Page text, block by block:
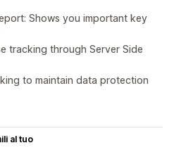
Shows you important key
tracking through Server Side
to maintain data protection
al tuo